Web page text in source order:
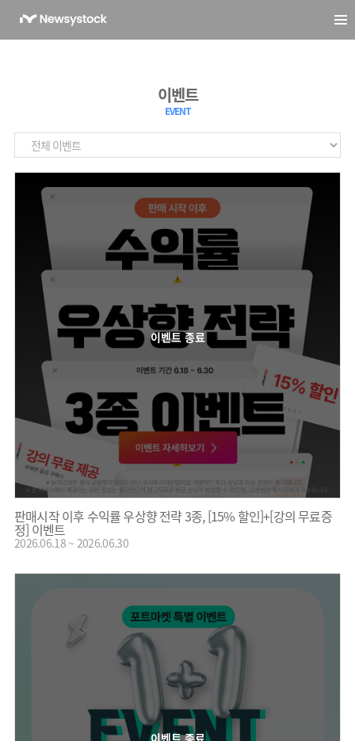
이벤트
EVENT
이벤트 종료
판매시작 이후 수익률 우상향 전략 3종, [15% 할인]+[강의 무료증
정] 이벤트
2026.06.18 ~ 2026.06.30